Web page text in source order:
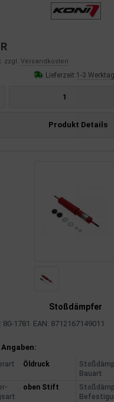
zzgl. Versandkosten
Lieferzeit:1-3
Produkt Details
Stoßdämpfer
80-1781 EAN: 8712167149011
Öldruck
Bauart
oben Stift